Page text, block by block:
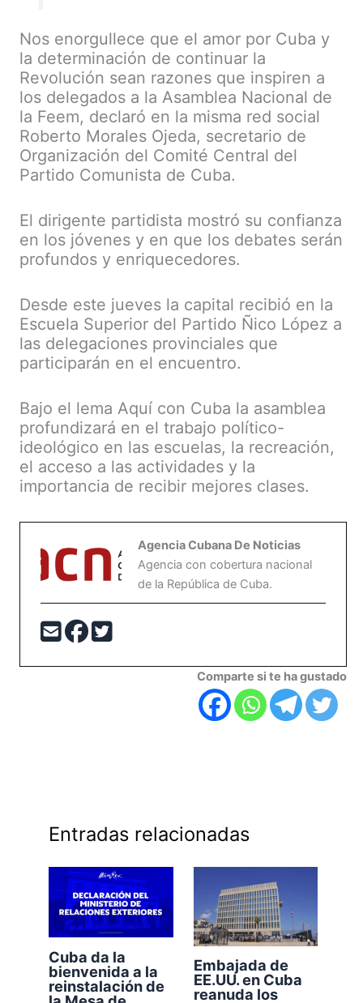
Nos enorgullece que el amor por Cuba y
la determinación de continuar la
Revolución sean razones que inspiren a
los delegados a la Asamblea Nacional de
la Feem, declaró en la misma red social
Roberto Morales Ojeda, secretario de
Organización del Comité Central del
Partido Comunista de Cuba.
El dirigente partidista mostró su confianza
en los jóvenes y en que los debates serán
profundos y enriquecedores.
Desde este jueves la capital recibió en la
Escuela Superior del Partido Ñico López a
las delegaciones provinciales que
participarán en el encuentro.
Bajo el lema Aquí con Cuba la asamblea
profundizará en el trabajo político-
ideológico en las escuelas, la recreación,
el acceso a las actividades y la
importancia de recibir mejores clases.
Agencia Cubana De Noticias
Agencia con cobertura nacional
de la República de Cuba.
Comparte si te ha gustado
Entradas relacionadas
Cuba da la
bienvenida a la
reinstalación de
Embajada de
EE.UU. en Cuba
reanuda los